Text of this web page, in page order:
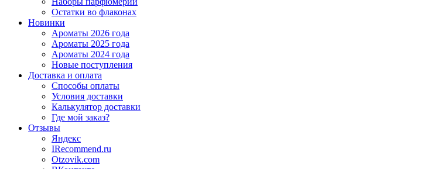
Остатки во флаконах
Новинки
Ароматы 2026 года
Ароматы 2025 года
Ароматы 2024 года
Новые поступления
Доставка и оплата
Способы оплаты
Условия доставки
Калькулятор доставки
Где мой заказ?
Отзывы
Яндекс
IRecommend.ru
Otzovik.com